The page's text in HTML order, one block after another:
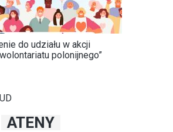
do udziału w akcji
polonijnego”
ATENY